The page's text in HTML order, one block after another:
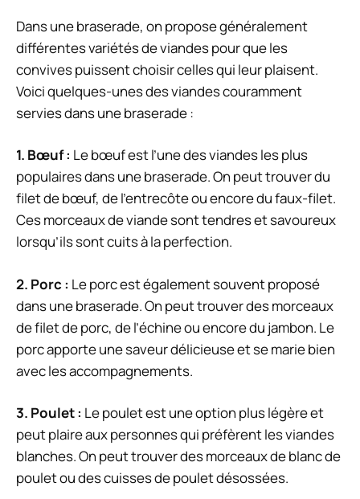
Dans une braserade, on propose généralement
différentes variétés de viandes pour que les
convives puissent choisir celles qui leur plaisent.
Voici quelques-unes des viandes couramment
servies dans une braserade :
1. Bœuf : Le bœuf est l’une des viandes les plus
populaires dans une braserade. On peut trouver du
filet de bœuf, de l’entrecôte ou encore du faux-filet.
Ces morceaux de viande sont tendres et savoureux
lorsqu’ils sont cuits à la perfection.
2. Porc : Le porc est également souvent proposé
dans une braserade. On peut trouver des morceaux
de filet de porc, de l’échine ou encore du jambon. Le
porc apporte une saveur délicieuse et se marie bien
avec les accompagnements.
3. Poulet : Le poulet est une option plus légère et
peut plaire aux personnes qui préfèrent les viandes
blanches. On peut trouver des morceaux de blanc de
poulet ou des cuisses de poulet désossées.